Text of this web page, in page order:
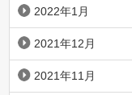
2022年1月
2021年12月
2021年11月